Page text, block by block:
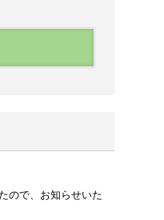
ので、お知らせいた